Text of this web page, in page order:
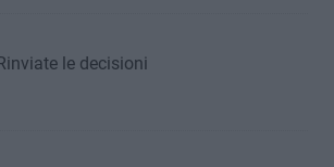
le decisioni